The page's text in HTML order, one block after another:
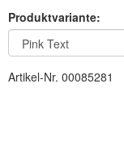
Produktvariante:
Artikel-Nr. 00085281